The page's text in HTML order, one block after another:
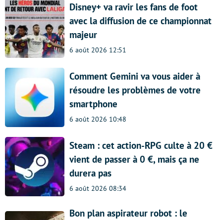
Disney+ va ravir les fans de foot
avec la diffusion de ce championnat
majeur
6 août 2026 12:51
Comment Gemini va vous aider à
résoudre les problèmes de votre
smartphone
6 août 2026 10:48
Steam : cet action-RPG culte à 20 €
vient de passer à 0 €, mais ça ne
durera pas
6 août 2026 08:34
Bon plan aspirateur robot : le